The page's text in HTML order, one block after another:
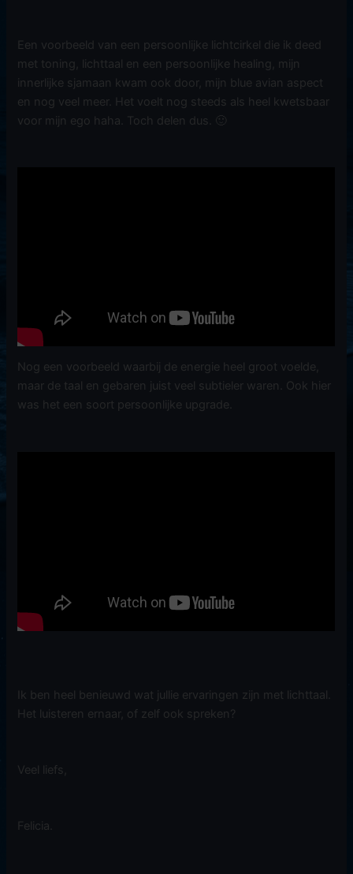
Een voorbeeld van een persoonlijke lichtcirkel die ik deed
met toning, lichttaal en een persoonlijke healing, mijn
innerlijke sjamaan kwam ook door, mijn blue avian aspect
en nog veel meer. Het voelt nog steeds als heel kwetsbaar
voor mijn ego haha. Toch delen dus. 🙂
Nog een voorbeeld waarbij de energie heel groot voelde,
maar de taal en gebaren juist veel subtieler waren. Ook hier
was het een soort persoonlijke upgrade.
Ik ben heel benieuwd wat jullie ervaringen zijn met lichttaal.
Het luisteren ernaar, of zelf ook spreken?
Veel liefs,
Felicia.